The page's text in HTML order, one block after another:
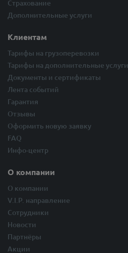
Страхование
Дополнительные услуги
Клиентам
Тарифы на грузоперевозки
Тарифы на дополнительные услуги
Документы и сертификаты
Лента событий
Гарантия
Отзывы
Оформить новую заявку
FAQ
Инфо-центр
О компании
О компании
V.I.P. направление
Сотрудники
Новости
Партнёры
Акции